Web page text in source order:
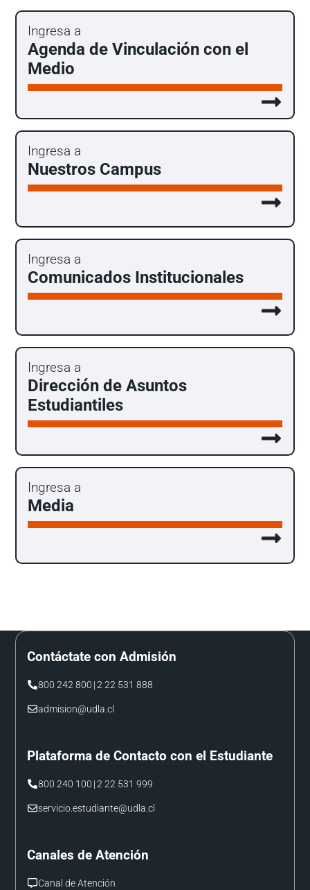
Ingresa a
Agenda de Vinculación con el
Medio
Ingresa a
Nuestros Campus
Ingresa a
Comunicados Institucionales
Ingresa a
Dirección de Asuntos
Estudiantiles
Ingresa a
Media
Contáctate con Admisión
800 242 800 | 2 22 531 888
admision@udla.cl
Plataforma de Contacto con el Estudiante
800 240 100 | 2 22 531 999
servicio.estudiante@udla.cl
Canales de Atención
Canal de Atención